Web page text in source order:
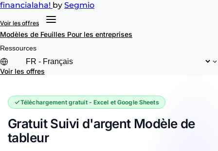
financialaha! by Segmio
Voir les offres
Modèles de Feuilles Pour les entreprises
Ressources
Voir les offres
Téléchargement gratuit - Excel et Google Sheets
Gratuit Suivi d'argent Modèle de
tableur